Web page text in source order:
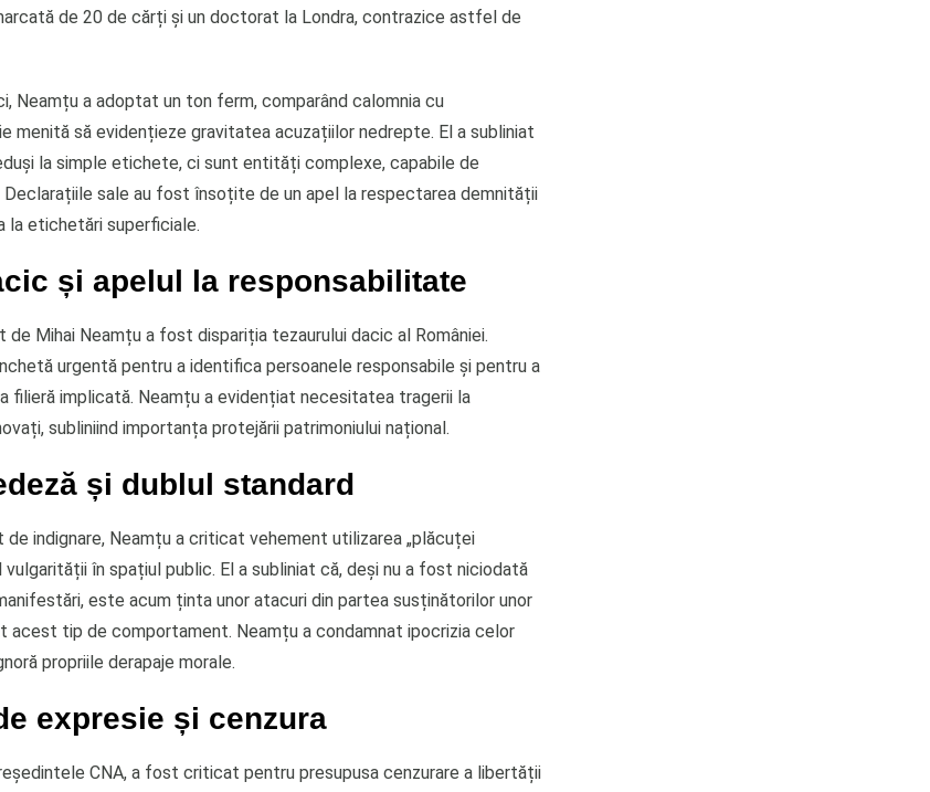
de 20 de cărți și un doctorat la Londra, contrazice astfel de
Neamțu a adoptat un ton ferm, comparând calomnia cu
menită să evidențieze gravitatea acuzațiilor nedrepte. El a subliniat
la simple etichete, ci sunt entități complexe, capabile de
Declarațiile sale au fost însoțite de un apel la respectarea demnității
la etichetări superficiale.
și apelul la responsabilitate
Mihai Neamțu a fost dispariția tezaurului dacic al României.
urgentă pentru a identifica persoanele responsabile și pentru a
filieră implicată. Neamțu a evidențiat necesitatea tragerii la
subliniind importanța protejării patrimoniului național.
și dublul standard
de indignare, Neamțu a criticat vehement utilizarea „plăcuței
vulgarității în spațiul public. El a subliniat că, deși nu a fost niciodată
este acum ținta unor atacuri din partea susținătorilor unor
acest tip de comportament. Neamțu a condamnat ipocrizia celor
propriile derapaje morale.
expresie și cenzura
CNA, a fost criticat pentru presupusa cenzurare a libertății